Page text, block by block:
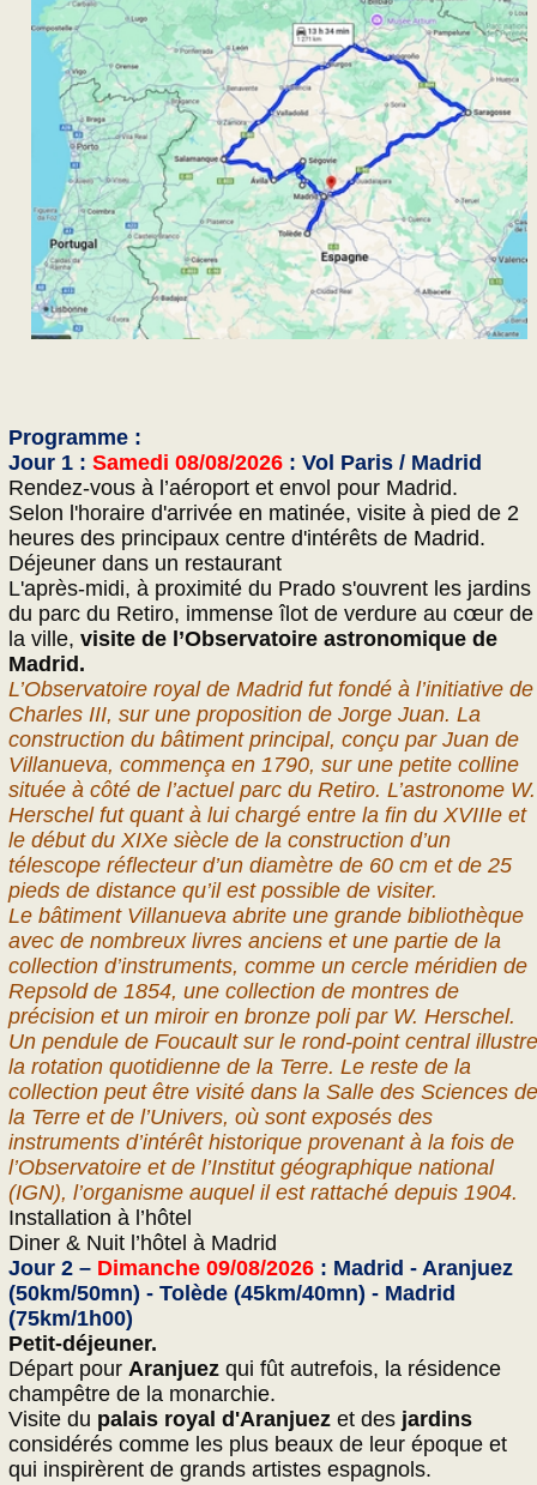
Programme :
Jour 1 : Samedi 08/08/2026: Vol Paris / Madrid
Rendez-vous à l’aéroport et envol pour Madrid.
Selon l'horaire d'arrivée en matinée, visite à pied de 2
heures des principaux centre d'intérêts de Madrid.
Déjeuner dans un restaurant
L'après-midi, à proximité du Prado s'ouvrent les jardins
du parc du Retiro, immense îlot de verdure au cœur de
la ville, visite de l’Observatoire astronomique de
Madrid.
L’Observatoire royal de Madrid fut fondé à l’initiative de
Charles III, sur une proposition de Jorge Juan. La
construction du bâtiment principal, conçu par Juan de
Villanueva, commença en 1790, sur une petite colline
située à côté de l’actuel parc du Retiro. L’astronome W.
Herschel fut quant à lui chargé entre la fin du XVIIIe et
le début du XIXe siècle de la construction d’un
télescope réflecteur d’un diamètre de 60 cm et de 25
pieds de distance qu’il est possible de visiter.
Le bâtiment Villanueva abrite une grande bibliothèque
avec de nombreux livres anciens et une partie de la
collection d’instruments, comme un cercle méridien de
Repsold de 1854, une collection de montres de
précision et un miroir en bronze poli par W. Herschel.
Un pendule de Foucault sur le rond-point central illustre
la rotation quotidienne de la Terre. Le reste de la
collection peut être visité dans la Salle des Sciences de
la Terre et de l’Univers, où sont exposés des
instruments d’intérêt historique provenant à la fois de
l’Observatoire et de l’Institut géographique national
(IGN), l’organisme auquel il est rattaché depuis 1904.
Installation à l’hôtel
Diner & Nuit l’hôtel à Madrid
Jour 2 – Dimanche 09/08/2026: Madrid - Aranjuez
(50km/50mn) - Tolède (45km/40mn) - Madrid
(75km/1h00)
Petit-déjeuner.
Départ pour Aranjuez qui fût autrefois, la résidence
champêtre de la monarchie.
Visite du palais royal d'Aranjuezet des jardins
considérés comme les plus beaux de leur époque et
qui inspirèrent de grands artistes espagnols.